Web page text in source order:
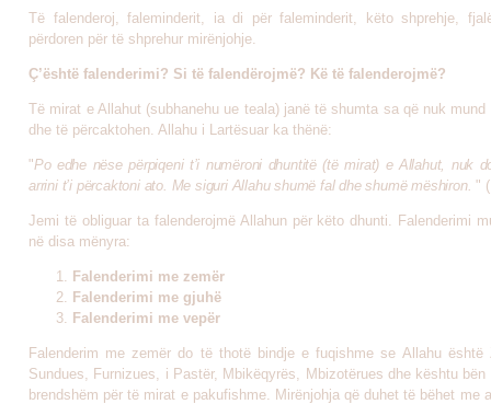
Të falenderoj, faleminderit, ia di për faleminderit, këto shprehje,
përdoren për të shprehur mirënjohje.
Ç’është falenderimi? Si të falendërojmë? Kë të falenderojmë?
Të mirat e Allahut (subhanehu ue teala) janë të shumta sa që nuk mund
dhe të përcaktohen. Allahu i Lartësuar ka thënë:
"Po edhe nëse përpiqeni t’i numëroni dhuntitë (të mirat) e Allahut, nuk
arrini t’i përcaktoni ato. Me siguri Allahu shumë fal dhe shumë mëshiron. "
Jemi të obliguar ta falenderojmë Allahun për këto dhunti. Falenderimi
në disa mënyra:
Falenderimi me zemër
Falenderimi me gjuhë
Falenderimi me vepër
Falenderim me zemër do të thotë bindje e fuqishme se Allahu është
Sundues, Furnizues, i Pastër, Mbikëqyrës, Mbizotërues dhe kështu
brendshëm për të mirat e pakufishme. Mirënjohja që duhet të bëhet me